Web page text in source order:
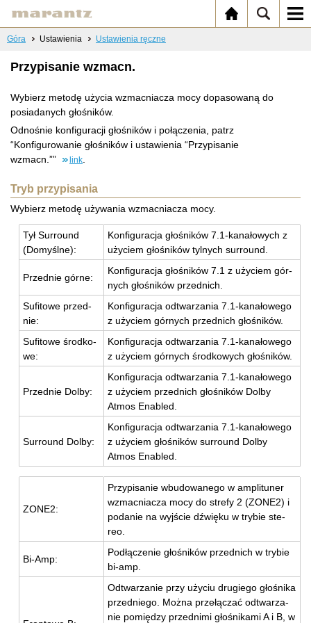
Góra Ustawienia Ustawienia ręczne
Przypisanie wzmacn.
Wybierz metodę użycia wzmacniacza mocy dopasowaną do
posiadanych głośników.
Odnośnie konfiguracji głośników i połączenia, patrz
“Konfigurowanie głośników i ustawienia “Przypisanie
wzmacn.””
link
Tryb przypisania
Wybierz metodę używania wzmacniacza mocy.
Tył Sur­ro­und
(Do­myśl­ne):
Kon­fi­gu­ra­cja gło­śni­ków 7.1-ka­na­ło­wych z
uży­ciem gło­śni­ków tyl­nych sur­ro­und.
Przed­nie górne:
Kon­fi­gu­ra­cja gło­śni­ków 7.1 z uży­ciem gór­
nych gło­śni­ków przed­nich.
Su­fi­to­we przed­
nie:
Kon­fi­gu­ra­cja od­twa­rza­nia 7.1-ka­na­ło­we­go
z uży­ciem gór­nych przed­nich gło­śni­ków.
Su­fi­to­we środ­ko­
we:
Kon­fi­gu­ra­cja od­twa­rza­nia 7.1-ka­na­ło­we­go
z uży­ciem gór­nych środ­ko­wych gło­śni­ków.
Przed­nie Dolby:
Kon­fi­gu­ra­cja od­twa­rza­nia 7.1-ka­na­ło­we­go
z uży­ciem przed­nich gło­śni­ków Dolby
Atmos Ena­bled.
Sur­ro­und Dolby:
Kon­fi­gu­ra­cja od­twa­rza­nia 7.1-ka­na­ło­we­go
z uży­ciem gło­śni­ków sur­ro­und Dolby
Atmos Ena­bled.
ZONE2:
Przy­pi­sa­nie wbu­do­wa­ne­go w am­pli­tu­ner
wzmac­nia­cza mocy do stre­fy 2 (ZONE2) i
po­da­nie na wyj­ście dźwię­ku w try­bie ste­
reo.
Bi-Amp:
Pod­łą­cze­nie gło­śni­ków przed­nich w try­bie
bi-amp.
Od­twa­rza­nie przy uży­ciu dru­gie­go gło­śni­ka
przed­nie­go. Można prze­łą­czać od­twa­rza­
nie po­mię­dzy przed­ni­mi gło­śni­ka­mi A i B, w